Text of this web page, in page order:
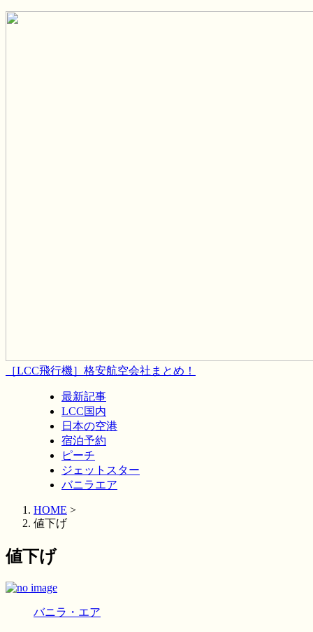
［LCC飛行機］格安航空会社まとめ！
最新記事
LCC国内
日本の空港
宿泊予約
ピーチ
ジェットスター
バニラエア
HOME >
値下げ
値下げ
バニラ・エア